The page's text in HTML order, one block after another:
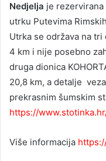
Nedjelja je
utrku Putevima
Utrka se održava na tri
4 km i nije posebno
druga dionica
20,8 km, a detalje
prekrasnim šumskim
https://
Više informacija